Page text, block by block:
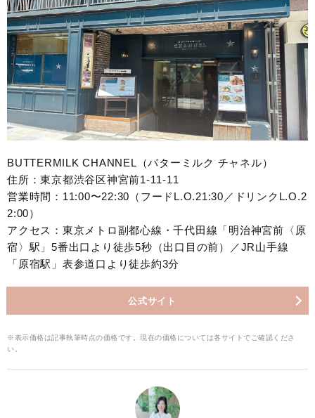
BUTTERMILK CHANNEL（バターミルク チャネル）
住所：東京都渋谷区神宮前1-11-11
営業時間：11:00〜22:30（フードL.O.21:30／ドリンクL.O.2
2:00）
アクセス：東京メトロ副都心線・千代田線「明治神宮前〈原
宿〉駅」5番出口より徒歩5秒（出口目の前）／JR山手線
「原宿駅」表参道口より徒歩約3分
公式サイト
※表示価格は記事執筆時点の価格です。現在の価格については各サイトでご確認くださ
い。